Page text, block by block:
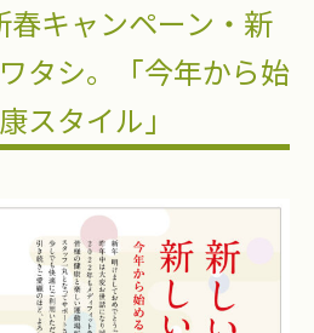
春キャンペーン・新
タシ。「今年から始
スタイル」